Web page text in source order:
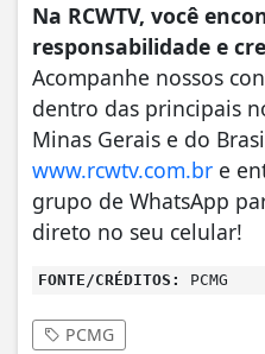
Na RCWTV, você
responsabilidade e
Acompanhe nossos
dentro das principais
Minas Gerais e do
www.rcwtv.com.br e
grupo de WhatsApp
direto no seu celular!
FONTE/CRÉDITOS: PCMG
PCMG